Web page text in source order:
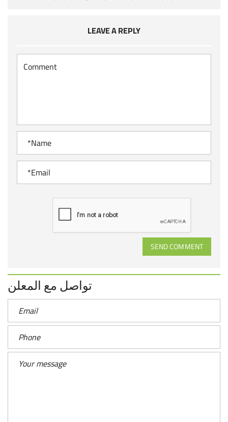
LEAVE A REPLY
SEND COMMENT
تواصل مع المعلن